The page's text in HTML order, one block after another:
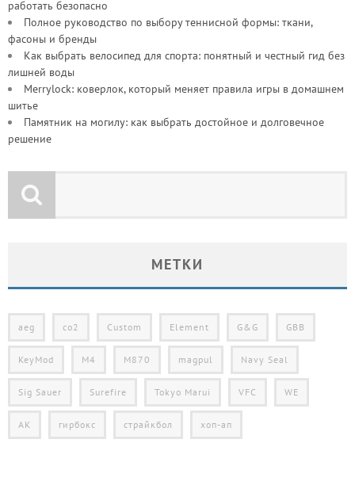
работать безопасно
Полное руководство по выбору теннисной формы: ткани,
фасоны и бренды
Как выбрать велосипед для спорта: понятный и честный гид без
лишней воды
Merrylock: коверлок, который меняет правила игры в домашнем
шитье
Памятник на могилу: как выбрать достойное и долговечное
решение
МЕТКИ
aeg co2 Custom Element G&G GBB
KeyMod M4 M870 magpul Navy Seal
Sig Sauer Surefire Tokyo Marui VFC WE
АК гирбокс страйкбол хоп-ап